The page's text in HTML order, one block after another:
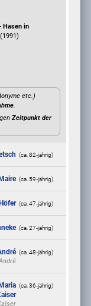
Hasen in
etc.)
.
Zeitpunkt der
(ca. 82‑jährig)
(ca. 59‑jährig)
(ca. 47‑jährig)
(ca. 27‑jährig)
(ca. 48‑jährig)
(ca. 36‑jährig)